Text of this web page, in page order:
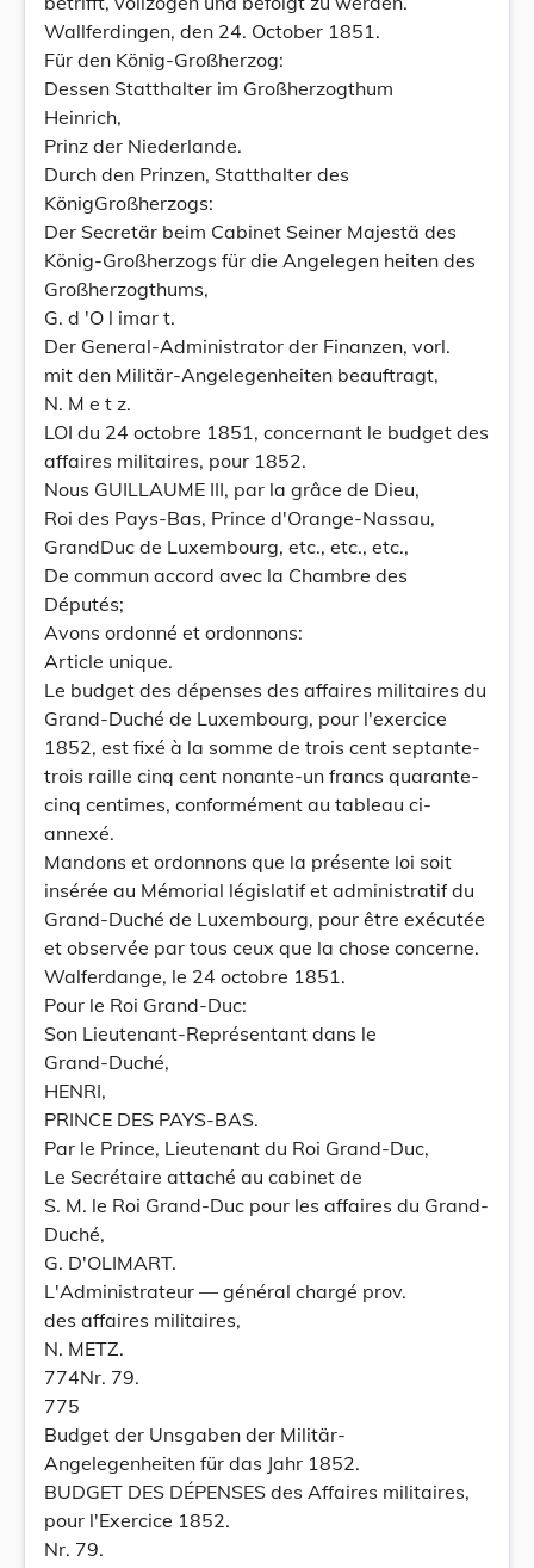
Wallferdingen, den 24. October 1851.
Für den König-Großherzog:
Dessen Statthalter im Großherzogthum
Heinrich,
Prinz der Niederlande.
Durch den Prinzen, Statthalter des
KönigGroßherzogs:
Der Secretär beim Cabinet Seiner Majestä des
König-Großherzogs für die Angelegen heiten des
Großherzogthums,
G. d 'O l imar t.
Der General-Administrator der Finanzen, vorl.
mit den Militär-Angelegenheiten beauftragt,
N. M e t z.
LOI du 24 octobre 1851, concernant le budget des
affaires militaires, pour 1852.
Nous GUILLAUME III, par la grâce de Dieu,
Roi des Pays-Bas, Prince d'Orange-Nassau,
GrandDuc de Luxembourg, etc., etc., etc.,
De commun accord avec la Chambre des
Députés;
Avons ordonné et ordonnons:
Article unique.
Le budget des dépenses des affaires militaires du
Grand-Duché de Luxembourg, pour l'exercice
1852, est fixé à la somme de trois cent septante-
trois raille cinq cent nonante-un francs quarante-
cinq centimes, conformément au tableau ci-
annexé.
Mandons et ordonnons que la présente loi soit
insérée au Mémorial législatif et administratif du
Grand-Duché de Luxembourg, pour être exécutée
et observée par tous ceux que la chose concerne.
Walferdange, le 24 octobre 1851.
Pour le Roi Grand-Duc:
Son Lieutenant-Représentant dans le
Grand-Duché,
HENRI,
PRINCE DES PAYS-BAS.
Par le Prince, Lieutenant du Roi Grand-Duc,
Le Secrétaire attaché au cabinet de
S. M. le Roi Grand-Duc pour les affaires du Grand-
Duché,
G. D'OLIMART.
L'Administrateur — général chargé prov.
des affaires militaires,
N. METZ.
774Nr. 79.
775
Budget der Unsgaben der Militär-
Angelegenheiten für das Jahr 1852.
BUDGET DES DÉPENSES des Affaires militaires,
pour l'Exercice 1852.
Nr. 79.